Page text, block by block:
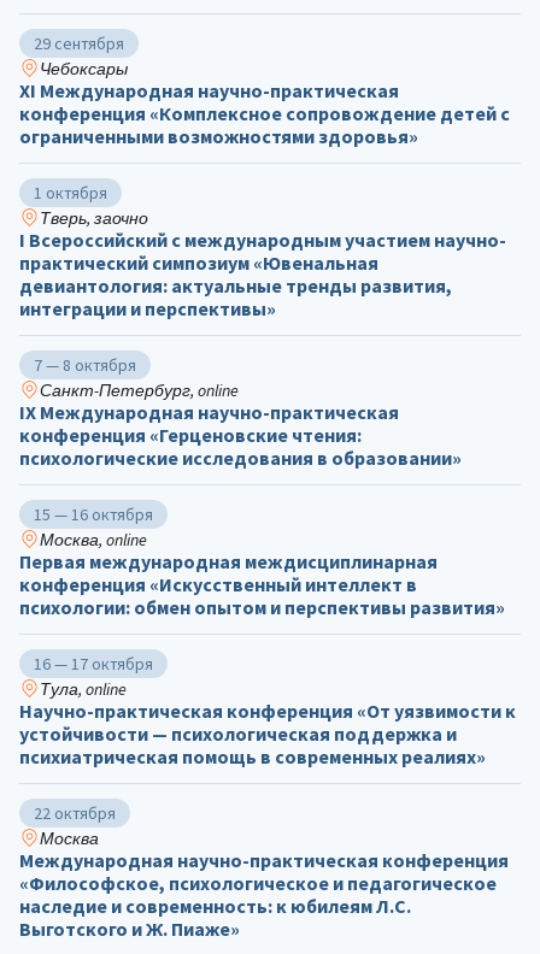
29 сентября
Чебоксары
ХΙ Международная научно-практическая
конференция «Комплексное сопровождение детей с
ограниченными возможностями здоровья»
1 октября
Тверь, заочно
I Всероссийский с международным участием научно-
практический симпозиум «Ювенальная
девиантология: актуальные тренды развития,
интеграции и перспективы»
7 — 8 октября
Санкт-Петербург, online
IX Международная научно-практическая
конференция «Герценовские чтения:
психологические исследования в образовании»
15 — 16 октября
Москва, online
Первая международная междисциплинарная
конференция «Искусственный интеллект в
психологии: обмен опытом и перспективы развития»
16 — 17 октября
Тула, online
Научно-практическая конференция «От уязвимости к
устойчивости — психологическая поддержка и
психиатрическая помощь в современных реалиях»
22 октября
Москва
Международная научно-практическая конференция
«Философское, психологическое и педагогическое
наследие и современность: к юбилеям Л.С.
Выготского и Ж. Пиаже»